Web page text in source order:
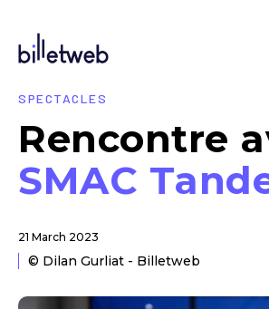
SPECTACLES
Rencontre
SMAC
21 March 2023
© Dilan Gurliat - Billetweb